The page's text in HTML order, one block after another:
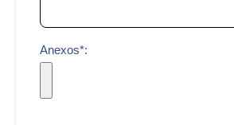
Anexos*: